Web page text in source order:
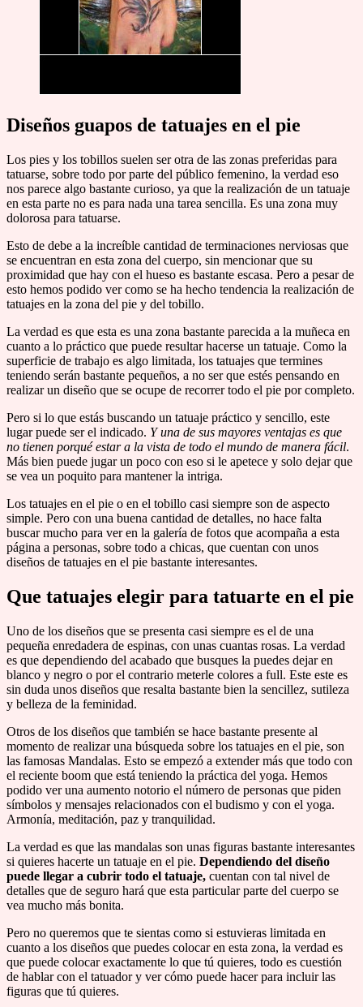
Diseños guapos de tatuajes en el pie
Los pies y los tobillos suelen ser otra de las zonas preferidas para
tatuarse, sobre todo por parte del público femenino, la verdad eso
nos parece algo bastante curioso, ya que la realización de un tatuaje
en esta parte no es para nada una tarea sencilla. Es una zona muy
dolorosa para tatuarse.
Esto de debe a la increíble cantidad de terminaciones nerviosas que
se encuentran en esta zona del cuerpo, sin mencionar que su
proximidad que hay con el hueso es bastante escasa. Pero a pesar de
esto hemos podido ver como se ha hecho tendencia la realización de
tatuajes en la zona del pie y del tobillo.
La verdad es que esta es una zona bastante parecida a la muñeca en
cuanto a lo práctico que puede resultar hacerse un tatuaje. Como la
superficie de trabajo es algo limitada, los tatuajes que termines
teniendo serán bastante pequeños, a no ser que estés pensando en
realizar un diseño que se ocupe de recorrer todo el pie por completo.
Pero si lo que estás buscando un tatuaje práctico y sencillo, este
lugar puede ser el indicado. Y una de sus mayores ventajas es que
no tienen porqué estar a la vista de todo el mundo de manera fácil.
Más bien puede jugar un poco con eso si le apetece y solo dejar que
se vea un poquito para mantener la intriga.
Los tatuajes en el pie o en el tobillo casi siempre son de aspecto
simple. Pero con una buena cantidad de detalles, no hace falta
buscar mucho para ver en la galería de fotos que acompaña a esta
página a personas, sobre todo a chicas, que cuentan con unos
diseños de tatuajes en el pie bastante interesantes.
Que tatuajes elegir para tatuarte en el pie
Uno de los diseños que se presenta casi siempre es el de una
pequeña enredadera de espinas, con unas cuantas rosas. La verdad
es que dependiendo del acabado que busques la puedes dejar en
blanco y negro o por el contrario meterle colores a full. Este este es
sin duda unos diseños que resalta bastante bien la sencillez, sutileza
y belleza de la feminidad.
Otros de los diseños que también se hace bastante presente al
momento de realizar una búsqueda sobre los tatuajes en el pie, son
las famosas Mandalas. Esto se empezó a extender más que todo con
el reciente boom que está teniendo la práctica del yoga. Hemos
podido ver una aumento notorio el número de personas que piden
símbolos y mensajes relacionados con el budismo y con el yoga.
Armonía, meditación, paz y tranquilidad.
La verdad es que las mandalas son unas figuras bastante interesantes
si quieres hacerte un tatuaje en el pie. Dependiendo del diseño
puede llegar a cubrir todo el tatuaje, cuentan con tal nivel de
detalles que de seguro hará que esta particular parte del cuerpo se
vea mucho más bonita.
Pero no queremos que te sientas como si estuvieras limitada en
cuanto a los diseños que puedes colocar en esta zona, la verdad es
que puede colocar exactamente lo que tú quieres, todo es cuestión
de hablar con el tatuador y ver cómo puede hacer para incluir las
figuras que tú quieres.